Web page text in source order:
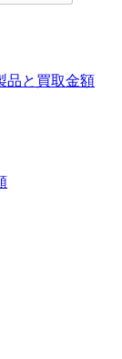
品と買取金額